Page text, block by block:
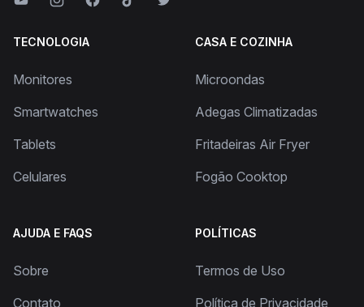
TECNOLOGIA
Monitores
Smartwatches
Tablets
Celulares
CASA E COZINHA
Microondas
Adegas Climatizadas
Fritadeiras Air Fryer
Fogão Cooktop
AJUDA E FAQS
Sobre
Contato
POLÍTICAS
Termos de Uso
Política de Privacidade